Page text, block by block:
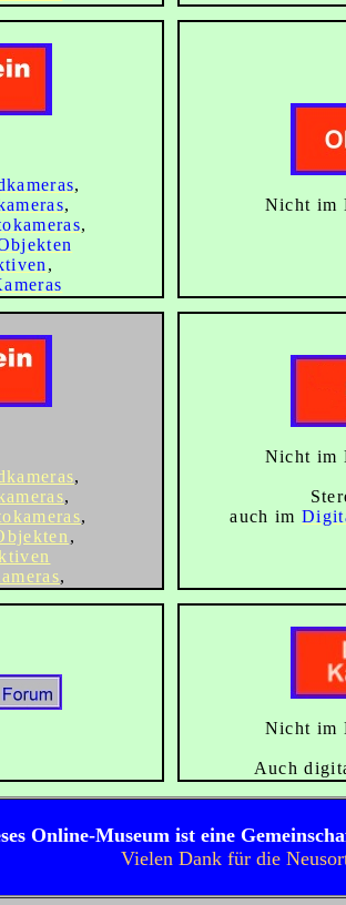
,
,
,
,
Nicht im
,
,
,
,
,
Nicht im
auch im
Nicht im
Auch
Online-Museum ist eine
Vielen Dank für die